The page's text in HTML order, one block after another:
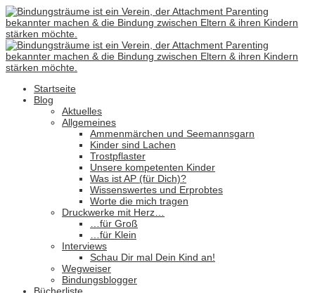
Startseite
Blog
Aktuelles
Allgemeines
Ammenmärchen und Seemannsgarn
Kinder sind Lachen
Trostpflaster
Unsere kompetenten Kinder
Was ist AP (für Dich)?
Wissenswertes und Erprobtes
Worte die mich tragen
Druckwerke mit Herz…
…für Groß
…für Klein
Interviews
Schau Dir mal Dein Kind an!
Wegweiser
Bindungsblogger